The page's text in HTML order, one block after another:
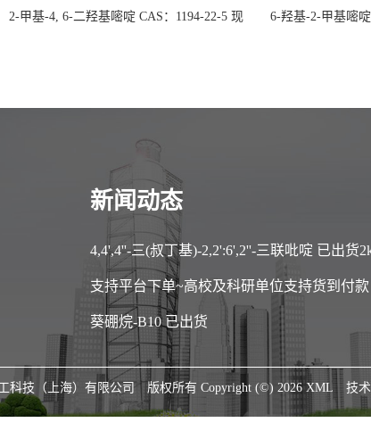
2-甲基-4, 6-二羟基嘧啶 CAS：1194-22-5 现
6-羟基-2-甲基嘧
新闻动态
4,4',4''-三(叔丁基)-2,2':6',2''-三联吡啶 已出货
支持平台下单~高校及科研单位支持货到付款
葵硼烷-B10 已出货
科技（上海）有限公司 版权所有 Copyright (©) 2026 XML 技